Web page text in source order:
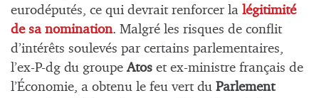
eurodéputés, ce qui devrait renforcer la légitimité
de sa nomination. Malgré les risques de conflit
d’intérêts soulevés par certains parlementaires,
l’ex-P-dg du groupeAtos et ex-ministre français de
l’Économie, a obtenu le feu vert du Parlement